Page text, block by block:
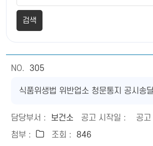
305
식품위생법 위반업소 청문통지 공시송
보건소
846